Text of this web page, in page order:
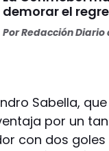
demorar el
PorRedacción Diario
Sabella,
por un
con dos goles